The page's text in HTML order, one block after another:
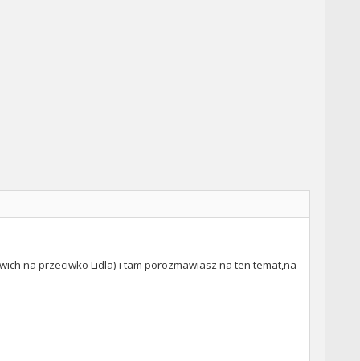
na przeciwko Lidla) i tam porozmawiasz na ten temat,na